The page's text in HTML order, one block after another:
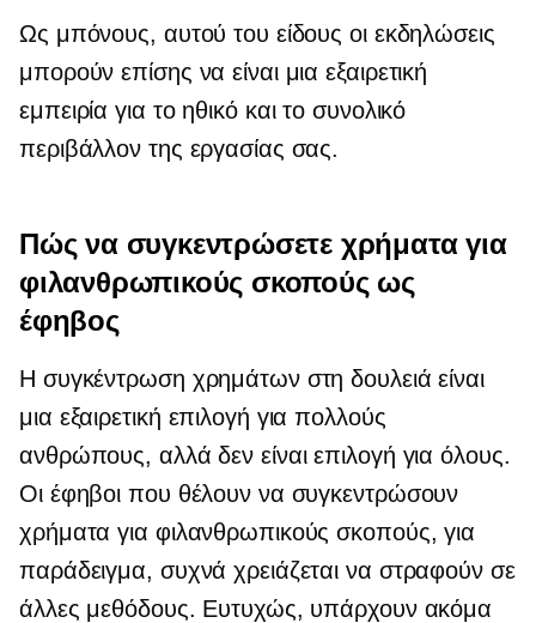
Ως μπόνους, αυτού του είδους οι εκδηλώσεις
μπορούν επίσης να είναι μια εξαιρετική
εμπειρία για το ηθικό και το συνολικό
περιβάλλον της εργασίας σας.
Πώς να συγκεντρώσετε χρήματα για
φιλανθρωπικούς σκοπούς ως
έφηβος
Η συγκέντρωση χρημάτων στη δουλειά είναι
μια εξαιρετική επιλογή για πολλούς
ανθρώπους, αλλά δεν είναι επιλογή για όλους.
Οι έφηβοι που θέλουν να συγκεντρώσουν
χρήματα για φιλανθρωπικούς σκοπούς, για
παράδειγμα, συχνά χρειάζεται να στραφούν σε
άλλες μεθόδους. Ευτυχώς, υπάρχουν ακόμα